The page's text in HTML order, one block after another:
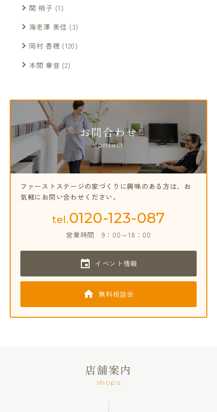
関 梢子 (1)
海老澤 美佳 (3)
岡村 香穂 (120)
本間 華音 (2)
お問合わせ
contact
ファーストステージの家づくりに興味のある方は、 お
気軽にお問い合わせください。
tel.0120-123-087
営業時間 9：00～18：00
イベント情報
無料相談会
店舗案内
shops